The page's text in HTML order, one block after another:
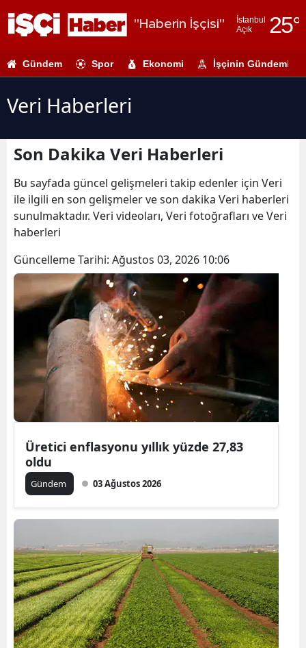
"Haberin İşçisi"
İstanbul
Açık
25°
Adıyaman
Ankara
Antalya
Balıkesir
Bitlis
Bolu
Çankırı
Çorum
Denizli
Diyarbakır
Edirne
Gündem Spor Ekonomi İşçinin Gündemi
Veri Haberleri
Son Dakika Veri Haberleri
Bu sayfada güncel gelişmeleri takip edenler için Veri
ile ilgili en son gelişmeler ve son dakika Veri haberleri
sunulmaktadır. Veri videoları, Veri fotoğrafları ve Veri
haberleri
Güncelleme Tarihi: Ağustos 03, 2026 10:06
Üretici enflasyonu yıllık yüzde 27,83
oldu
Gündem 03 Ağustos 2026